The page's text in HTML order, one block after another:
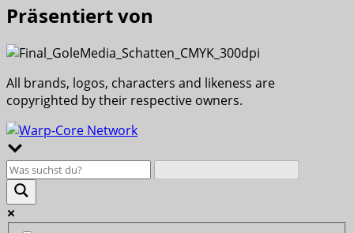
Präsentiert von
All brands, logos, characters and likeness are
copyrighted by their respective owners.